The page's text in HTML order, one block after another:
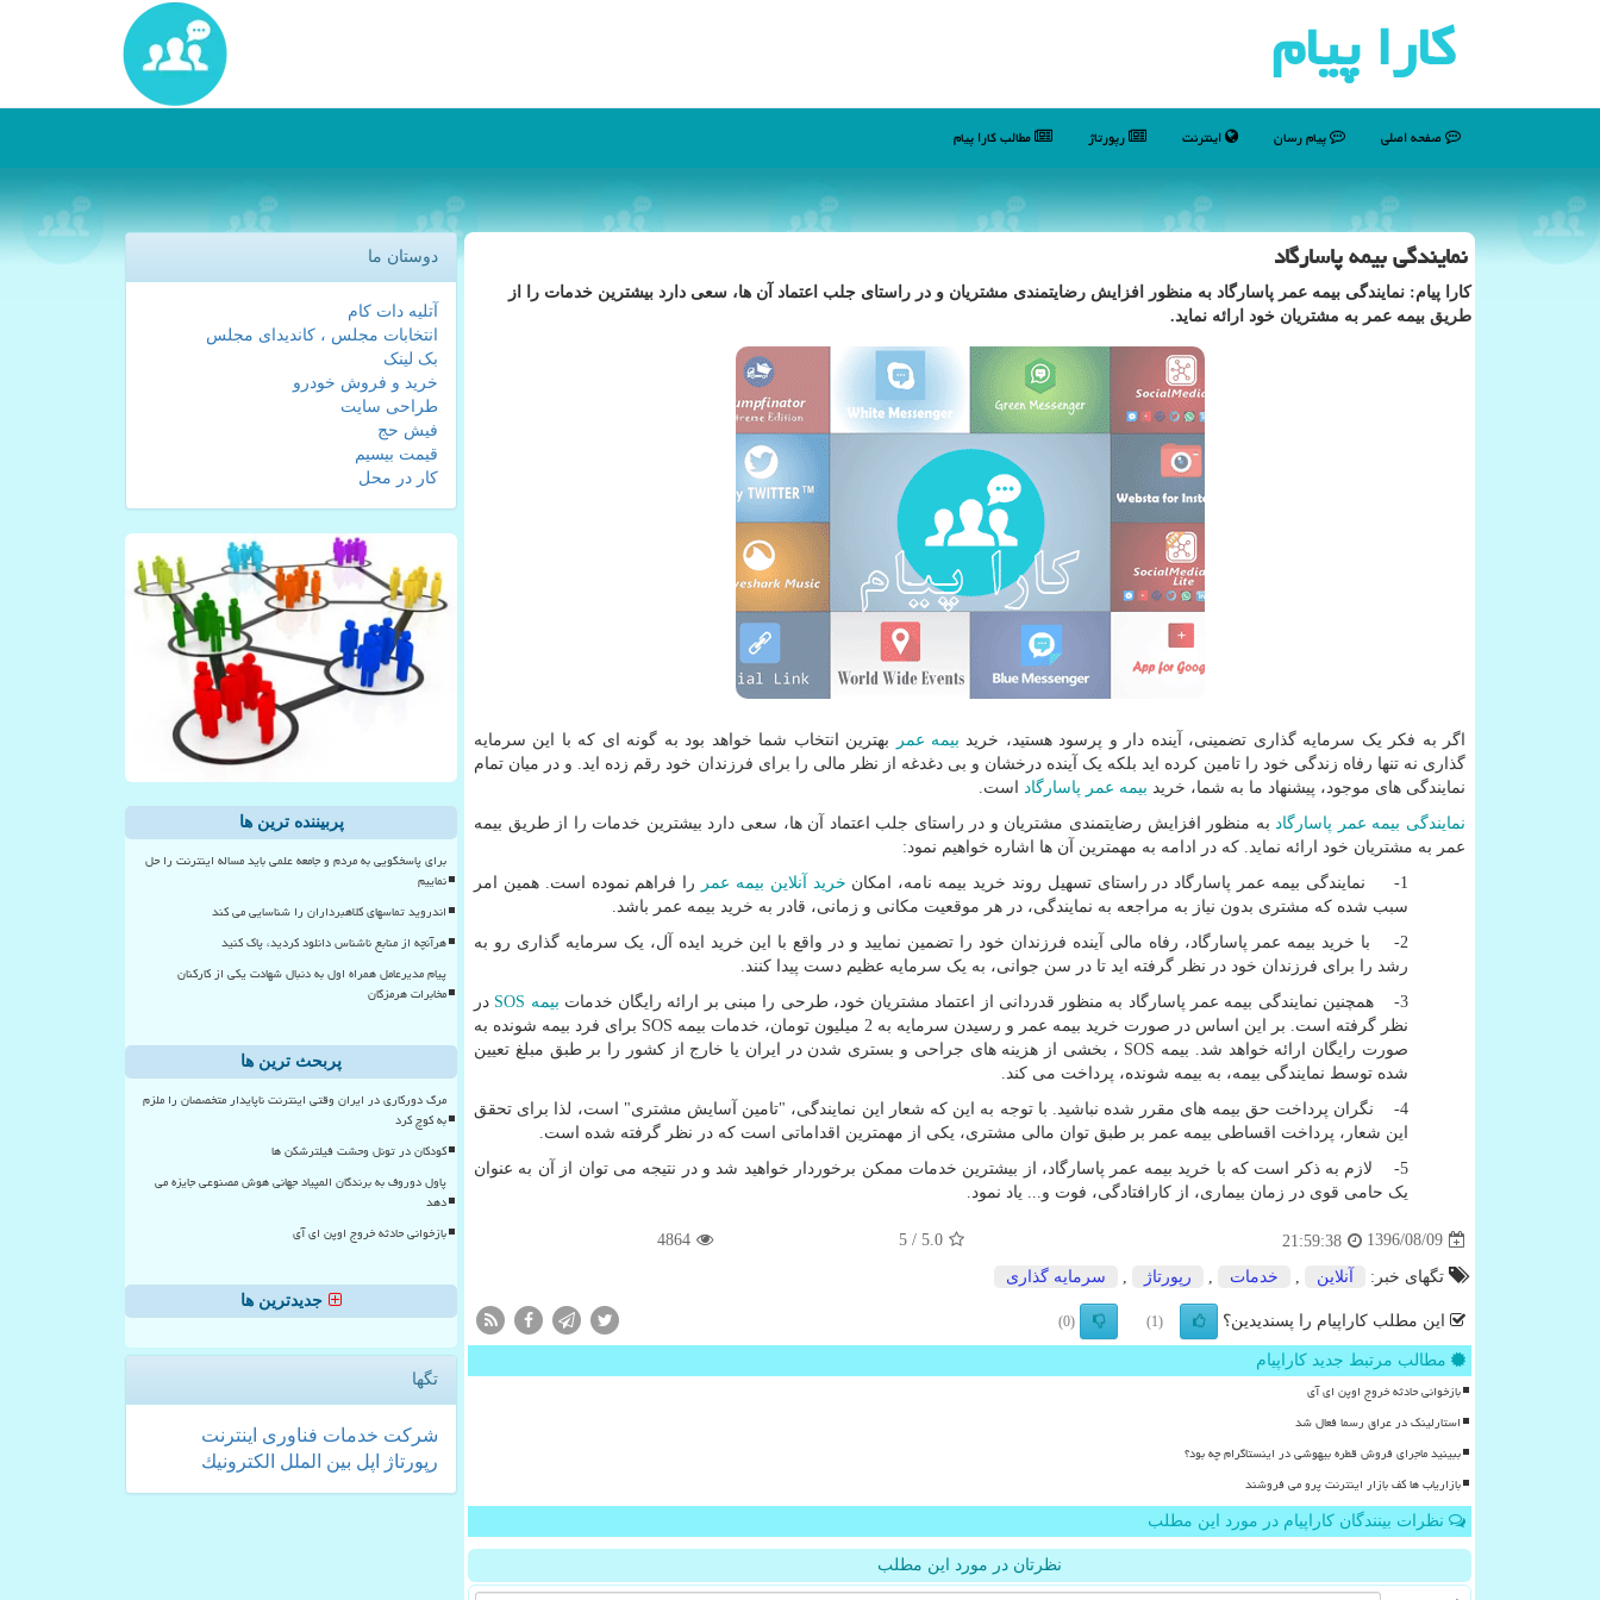
كارا پیام
صفحه اصلی پیام رسان اینترنت رپورتاژ مطالب كارا پیام
نمایندگی بیمه پاسارگاد
كارا پیام: نمایندگی بیمه عمر پاسارگاد به منظور افزایش رضایتمندی مشتریان و در راستای جلب اعتماد آن ها، سعی دارد بیشترین خدمات را از
طریق بیمه عمر به مشتریان خود ارائه نماید.
اگر به فکر یک سرمایه گذاری تضمینی، آینده دار و پرسود هستید، خرید بیمه عمر
بهترین انتخاب شما خواهد بود به گونه ای که با این سرمایه
گذاری نه تنها رفاه زندگی خود را تامین کرده اید بلکه یک آینده درخشان و بی دغدغه از نظر مالی را برای فرزندان خود رقم زده اید. و در میان تمام
نمایندگی های موجود، پیشنهاد ما به شما، خرید بیمه عمر پاسارگاد است.
نمایندگی بیمه عمر پاسارگادبه منظور افزایش رضایتمندی مشتریان و در راستای جلب اعتماد آن ها، سعی دارد بیشترین خدمات را از طریق بیمه
عمر به مشتریان خود ارائه نماید. که در ادامه به مهمترین آن ها اشاره خواهیم نمود:
1- نمایندگی بیمه عمر پاسارگاد در راستای تسهیل روند خرید بیمه نامه، امکان
خرید آنلاین بیمه عمر
را فراهم نموده است. همین امر
سبب شده که مشتری بدون نیاز به مراجعه به نمایندگی، در هر موقعیت مکانی و زمانی، قادر به خرید بیمه عمر باشد.
2- با خرید بیمه عمر پاسارگاد، رفاه مالی آینده فرزندان خود را تضمین نمایید و در واقع با این خرید ایده آل، یک سرمایه گذاری رو به
رشد را برای فرزندان خود در نظر گرفته اید تا در سن جوانی، به یک سرمایه عظیم دست پیدا کنند.
3- همچنین نمایندگی بیمه عمر پاسارگاد به منظور قدردانی از اعتماد مشتریان خود، طرحی را مبنی بر ارائه رایگان خدمات
بیمه SOS در
نظر گرفته است. بر این اساس در صورت خرید بیمه عمر و رسیدن سرمایه به 2 میلیون تومان، خدمات بیمه
SOS برای فرد بیمه شونده به
صورت رایگان ارائه خواهد شد. بیمه SOS ، بخشی از هزینه های جراحی و بستری شدن در ایران یا خارج از کشور را بر طبق مبلغ تعیین
شده توسط نمایندگی بیمه، به بیمه شونده، پرداخت می کند.
4- نگران پرداخت حق بیمه های مقرر شده نباشید. با توجه به این که شعار این نمایندگی، "تامین آسایش مشتری" است، لذا برای تحقق
این شعار، پرداخت اقساطی بیمه عمر بر طبق توان مالی مشتری، یکی از مهمترین اقداماتی است که در نظر گرفته شده است.
5- لازم به ذکر است که با خرید بیمه عمر پاسارگاد، از بیشترین خدمات ممکن برخوردار خواهید شد و در نتیجه می توان از آن به عنوان
یک حامی قوی در زمان بیماری، از کارافتادگی، فوت و... یاد نمود.
1396/08/09
21:59:38
5.0
/ 5
4864
تگهای خبر: آنلاین خدمات رپورتاژ سرمایه گذاری
این مطلب کاراپیام را پسندیدین؟ (1)
(0)
مطالب مرتبط جدید کاراپیام
بازخوانی حادثه خروج اوپن ای آی
استارلینک در عراق رسما فعال شد
ببینید ماجرای فروش قطره بیهوشی در اینستاگرام چه بود؟
بازاریاب ها کف بازار اینترنت پرو می فروشند
نظرات بینندگان کاراپیام در مورد این مطلب
نظرتان در مورد این مطلب
دوستان ما
آتلیه دات کام
انتخابات مجلس ، کاندیدای مجلس
بک لینک
خرید و فروش خودرو
طراحی سایت
فیش حج
قیمت بیسیم
کار در محل
پربیننده ترین ها
برای پاسخگویی به مردم و جامعه علمی باید مساله اینترنت را حل
نماییم
اندروید تماسهای کلاهبرداران را شناسایی می کند
هرآنچه از منابع ناشناس دانلود کردید، پاک کنید
پیام مدیرعامل همراه اول به دنبال شهادت یکی از کارکنان
مخابرات هرمزگان
پربحث ترین ها
مرگ دورکاری در ایران وقتی اینترنت ناپایدار متخصصان را ملزم
به کوچ کرد
کودکان در تونل وحشت فیلترشکن ها
پاول دوروف به برندگان المپیاد جهانی هوش مصنوعی جایزه می
دهد
بازخوانی حادثه خروج اوپن ای آی
جدیدترین ها
تگها
شركت خدمات فناوری اینترنت
رپورتاژ
اپل بین الملل الكترونیك